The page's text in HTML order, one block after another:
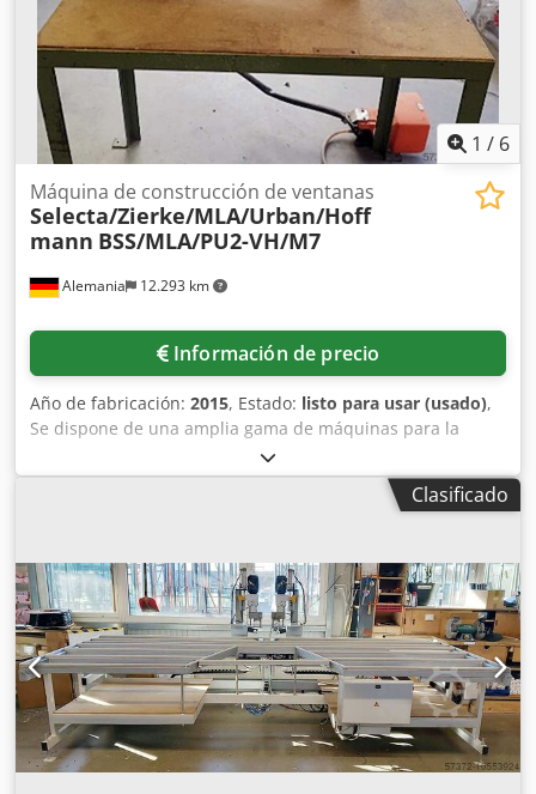
1 / 6
Alemania 12.293 km
Máquina de construcción de ventanas
Selecta/Zierke/MLA/Urban/Hoff
mann BSS/MLA/PU2-VH/M7
Información de precio
Año de fabricación: 2015, Estado: listo para usar (usado),
Se dispone de una amplia gama de máquinas para la
fabricación de ventanas, tanto semiautomáticas como
automáticas. 1) Selecta BSS, año de fabricación: 1994,
trabajo: 0,8MPa, consumo de aire: 4l/ciclo, carrera: 20mm,
dimensiones de la máquina (X/Y/Z): aprox.
850mm/850mm/1200mm, peso: aprox. 130kg. 3) Fresadora
de ranuras neumática Hoffmann PU2-VH, año de
fabricación: 2002, dimensiones de la máquina (X/Y/Z):
aprox. 800mm/1200mm/1400mm, peso: aprox. 200kg. 5)
Selecta FC 106, año de fabricación: 1994, dimensiones de
la máquina (X/Y/Z): aprox. 1000mm/800mm/1550mm, peso:
Clasificado